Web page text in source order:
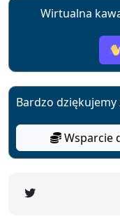
Wirtualna
Bardzo dziękujemy
Wsparcie